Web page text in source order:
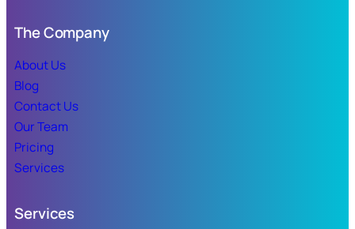
escolares
y
The Company
About Us
Blog
Contact Us
Our Team
Pricing
Services
Services